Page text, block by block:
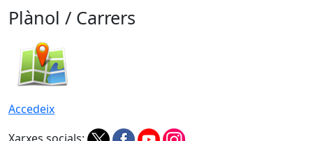
Plànol / Carrers
Accedeix